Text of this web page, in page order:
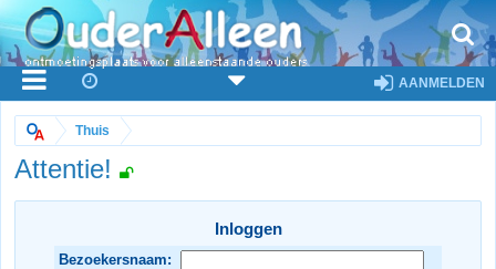
AANMELDEN
Thuis
Attentie!
Inloggen
Bezoekersnaam: